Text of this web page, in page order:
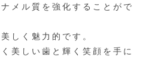
メル質を強化することがで
しく魅力的です。
美しい歯と輝く笑顔を手に